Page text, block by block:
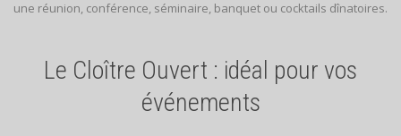
une réunion, conférence, séminaire, banquet ou cocktails dînatoires.
Le Cloître Ouvert : idéal pour vos
événements